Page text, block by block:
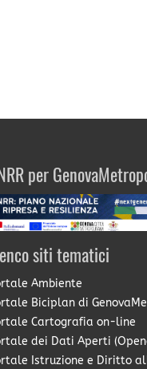
per
siti tematici
Ambiente
Biciplan di
Cartografia on-line
dei Dati Aperti
Istruzione e Diritto